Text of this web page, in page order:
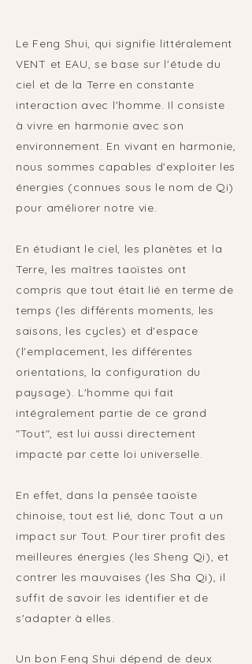
​Le Feng Shui, qui signifie littéralement
VENT et EAU, se base sur l'étude du
ciel et de la Terre en constante
interaction avec l'homme. Il consiste
à vivre en harmonie avec son
environnement. En vivant en harmonie,
nous sommes capables d'exploiter les
énergies (connues sous le nom de Qi)
pour améliorer notre vie.
En étudiant le ciel, les planètes et la
Terre, les maîtres taoïstes ont
compris que tout était lié en terme de
temps (les différents moments, les
saisons, les cycles) et d'espace
(l'emplacement, les différentes
orientations, la configuration du
paysage). L'homme qui fait
intégralement partie de ce grand
"Tout", est lui aussi directement
impacté par cette loi universelle.
En effet, dans la pensée taoïste
chinoise, tout est lié, donc Tout a un
impact sur Tout. Pour tirer profit des
meilleures énergies (les Sheng Qi), et
contrer les mauvaises (les Sha Qi), il
suffit de savoir les identifier et de
s'adapter à elles.
Un bon Feng Shui dépend de deux